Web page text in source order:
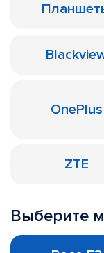
OnePlus
ZTE
Выберите